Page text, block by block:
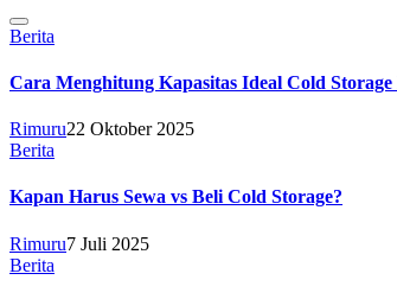
Berita
Cara Menghitung Kapasitas Ideal Cold
Rimuru22 Oktober 2025
Berita
Kapan Harus Sewa vs Beli Cold Storage?
Rimuru7 Juli 2025
Berita